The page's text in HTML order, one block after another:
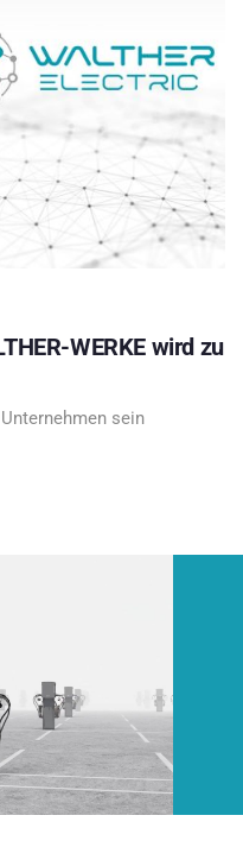
WERKE wird zu
sein